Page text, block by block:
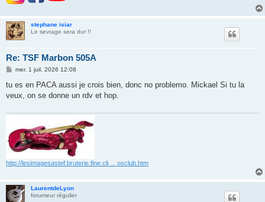
stephane isiar
Le sevrage sera dur !!
Re: TSF Marbon 505A
M
s
a
mer. 1 juil. 2026 12:08
tu es en PACA aussi je crois bien, donc no problemo. Mickael Si tu la
veux, on se donne un rdv et hop.
http://lesimagesastef.bruterie.fine.cli ... osclub.htm
LaurentdeLyon
forumeur régulier